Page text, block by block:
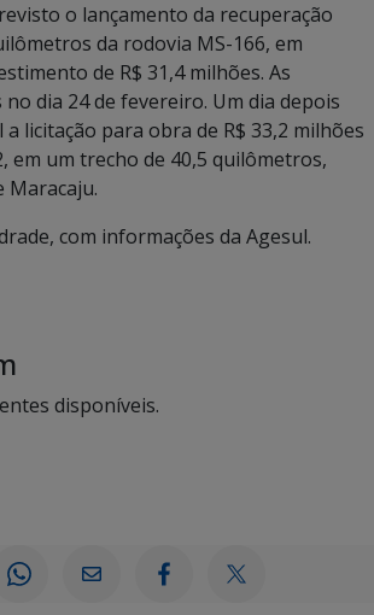
o lançamento da recuperação
da rodovia MS-166, em
de R$ 31,4 milhões. As
dia 24 de fevereiro. Um dia depois
a licitação para obra de R$ 33,2 milhões
em um trecho de 40,5 quilômetros,
Maracaju.
com informações da Agesul.
disponíveis.